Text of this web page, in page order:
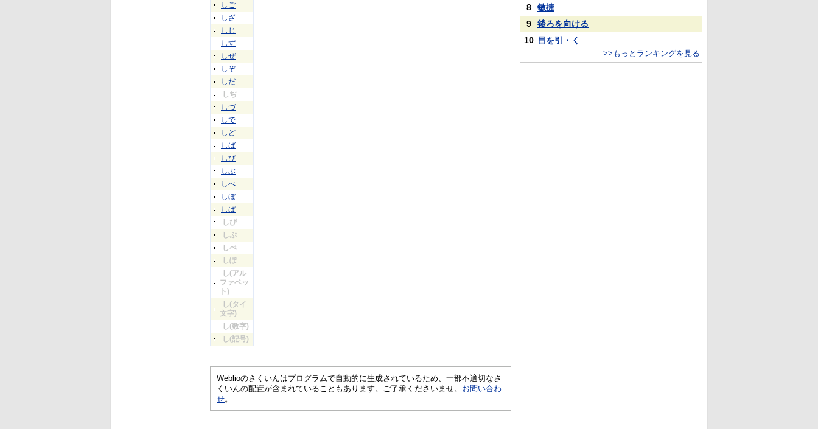
しご
しざ
しじ
しず
しぜ
しぞ
しだ
しぢ
しづ
しで
しど
しば
しび
しぶ
しべ
しぼ
しぱ
しぴ
しぷ
しぺ
しぽ
し(アル
ファベッ
ト)
し(タイ
文字)
し(数字)
し(記号)
Weblioのさくいんはプログラムで自動的に生成されているため、一部不適切なさ
くいんの配置が含まれていることもあります。ご了承くださいませ。 お問い合わ
せ。
8
敏捷
9
後ろを向ける
10 目を引・く
>>もっとランキングを見る